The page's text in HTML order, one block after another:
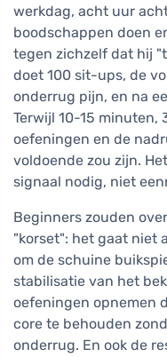
werkdag, acht uur
boodschappen doen
tegen zichzelf dat hij
doet 100 sit-ups, de
onderrug pijn, en na
Terwijl 10-15 minuten,
oefeningen en de
voldoende zou zijn.
signaal nodig, niet
Beginners zouden
"korset": het gaat niet
om de schuine
stabilisatie van het
oefeningen opnemen
core te behouden
onderrug. En ook de